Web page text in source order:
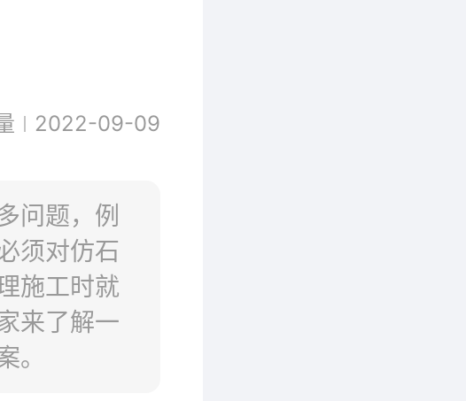
2022-09-09
问题，例
须对仿石
施工时就
来了解一
。